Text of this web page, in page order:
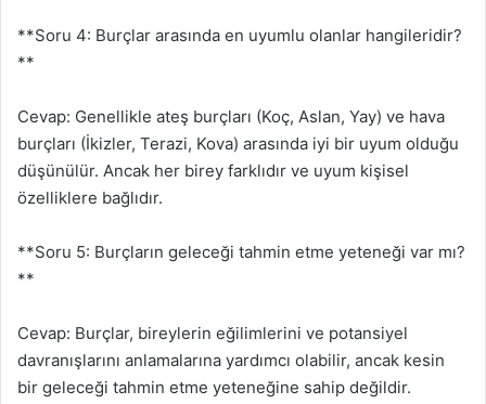
**Soru 4: Burçlar arasında en uyumlu olanlar hangileridir?
**
Cevap: Genellikle ateş burçları (Koç, Aslan, Yay) ve hava
burçları (İkizler, Terazi, Kova) arasında iyi bir uyum olduğu
düşünülür. Ancak her birey farklıdır ve uyum kişisel
özelliklere bağlıdır.
**Soru 5: Burçların geleceği tahmin etme yeteneği var mı?
**
Cevap: Burçlar, bireylerin eğilimlerini ve potansiyel
davranışlarını anlamalarına yardımcı olabilir, ancak kesin
bir geleceği tahmin etme yeteneğine sahip değildir.